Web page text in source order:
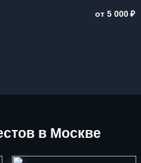
от 5 000₽
в Москве